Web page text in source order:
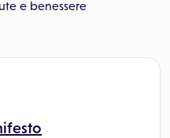
e benessere